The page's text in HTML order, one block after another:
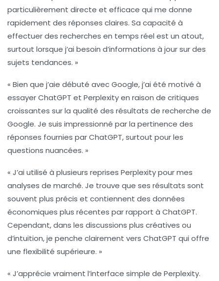
particulièrement directe et efficace qui me donne
rapidement des réponses claires. Sa capacité à
effectuer des recherches en temps réel est un atout,
surtout lorsque j’ai besoin d’informations à jour sur des
sujets tendances. »
« Bien que j’aie débuté avecGoogle, j’ai été motivé à
essayerChatGPT et Perplexityen raison de critiques
croissantes sur la qualité des résultats de recherche de
Google. Je suis impressionné par la pertinence des
réponses fournies parChatGPT, surtout pour les
questions nuancées. »
« J’ai utilisé à plusieurs reprises Perplexitypour mes
analyses de marché. Je trouve que ses résultats sont
souvent plus précis et contiennent des données
économiques plus récentes par rapport à ChatGPT.
Cependant, dans les discussions plus créatives ou
d’intuition, je penche clairement vers ChatGPT qui offre
une flexibilité supérieure. »
« J’apprécie vraiment l’interface simple de Perplexity.